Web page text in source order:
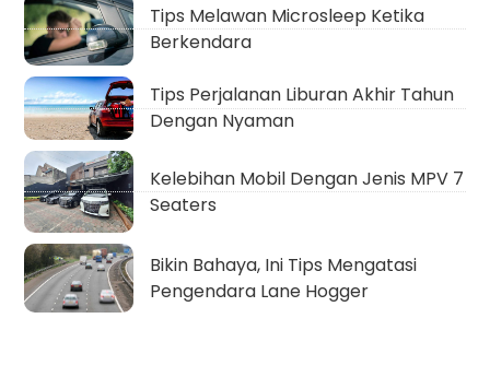
Tips Melawan Microsleep Ketika
Berkendara
Tips Perjalanan Liburan Akhir Tahun
Dengan Nyaman
Kelebihan Mobil Dengan Jenis MPV 7
Seaters
Bikin Bahaya, Ini Tips Mengatasi
Pengendara Lane Hogger